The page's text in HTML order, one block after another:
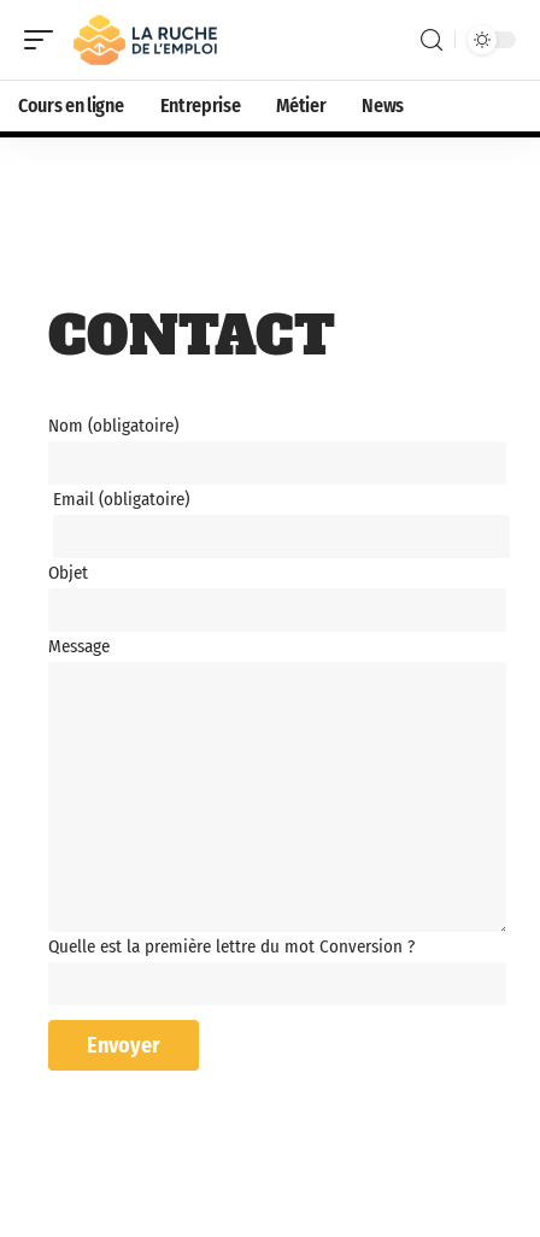
Cours en ligne Entreprise Métier News
CONTACT
Nom (obligatoire)
Email (obligatoire)
Objet
Message
Quelle est la première lettre du mot Conversion ?